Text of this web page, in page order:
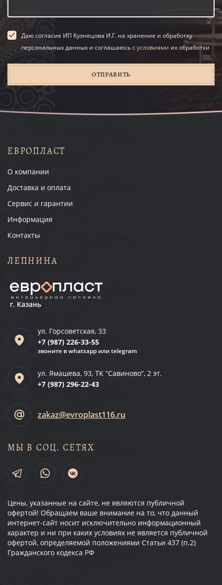
Даю согласие ИП Кузнецова И.Г. на хранение и обработку
персональных данных и соглашаюсь сусловиями их обработки
ОТПРАВИТЬ
ЕВРОПЛАСТ
О компании
Доставка и оплата
Сервис и гарантии
Информация
Контакты
ЛЕПНИНА
г. Казань
ул. Горсоветская, 33
+7 (987) 226-33-55
звоните в whatsapp или telegram
ул. Ямашева, 93, ТК “Савиново”, 2 эт.
+7 (987) 296-22-43
zakaz@evroplast116.ru
МЫ В СОЦ. СЕТЯХ
Цены, указанные на сайте, не являются публичной
офертой! Обращаем ваше внимание на то, что данный
интернет-сайт носит исключительно информационный
характер и ни при каких условиях не является публичной
офертой, определяемой положениями Статьи 437 (п.2)
Гражданского кодекса РФ